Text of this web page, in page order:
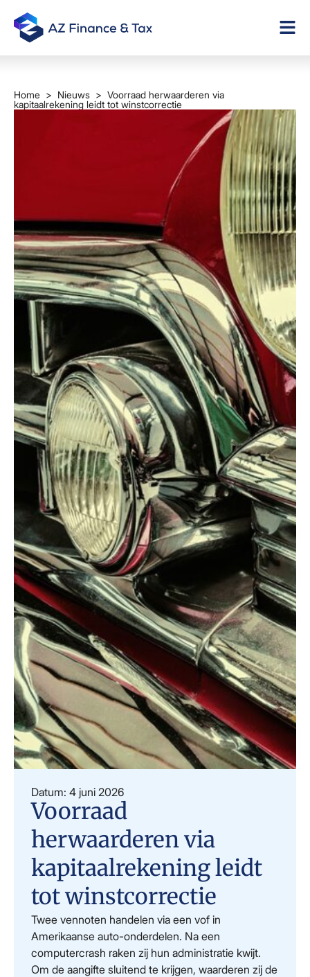
Home > Nieuws > Voorraad herwaarderen via
kapitaalrekening leidt tot winstcorrectie
Datum: 4 juni 2026
Voorraad
herwaarderen via
kapitaalrekening leidt
tot winstcorrectie
Twee vennoten handelen via een vof in
Amerikaanse auto-onderdelen. Na een
computercrash raken zij hun administratie kwijt.
Om de aangifte sluitend te krijgen, waarderen zij de